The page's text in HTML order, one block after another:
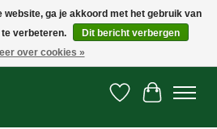
Onze oncourse Golfshop in Dordrecht is
Verlanglijst
website, ga je akkoord met het gebruik van
verbeteren.
Dit bericht verbergen
over cookies »